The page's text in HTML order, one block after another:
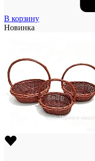
В корзину
Новинка